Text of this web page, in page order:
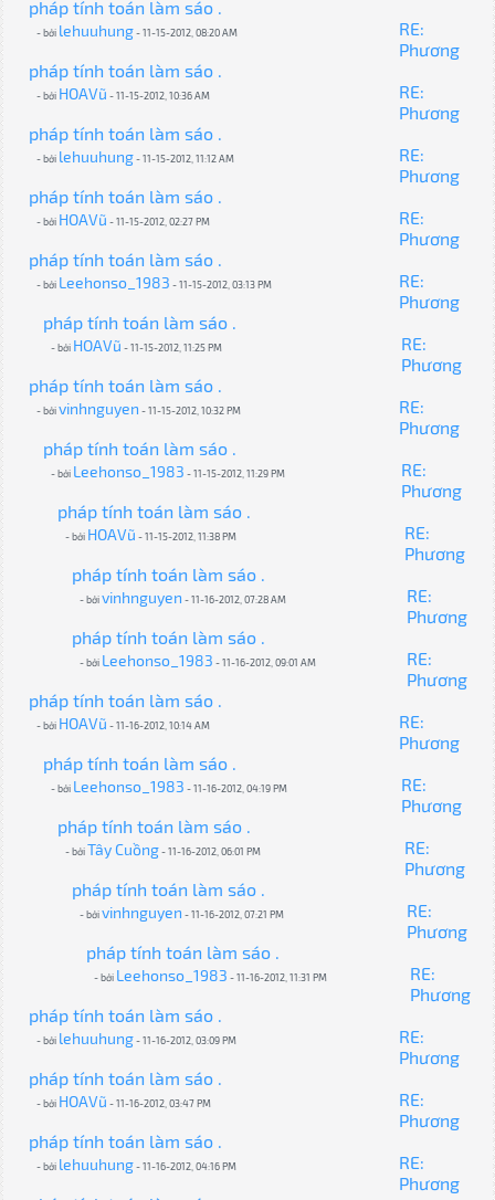
pháp tính toán làm sáo .
- bởi lehuuhung- 11-15-2012, 08:20 AM
RE:
Phương
pháp tính toán làm sáo .
- bởi HOAVũ - 11-15-2012, 10:36 AM
RE:
Phương
pháp tính toán làm sáo .
- bởi lehuuhung- 11-15-2012, 11:12 AM
RE:
Phương
pháp tính toán làm sáo .
- bởi HOAVũ - 11-15-2012, 02:27 PM
RE:
Phương
pháp tính toán làm sáo .
- bởi Leehonso_1983 - 11-15-2012, 03:13 PM
RE:
Phương
pháp tính toán làm sáo .
- bởi HOAVũ - 11-15-2012, 11:25 PM
RE:
Phương
pháp tính toán làm sáo .
- bởivinhnguyen - 11-15-2012, 10:32 PM
RE:
Phương
pháp tính toán làm sáo .
- bởi Leehonso_1983 - 11-15-2012, 11:29 PM
RE:
Phương
pháp tính toán làm sáo .
- bởi HOAVũ - 11-15-2012, 11:38 PM
RE:
Phương
pháp tính toán làm sáo .
- bởivinhnguyen - 11-16-2012, 07:28 AM
RE:
Phương
pháp tính toán làm sáo .
- bởi Leehonso_1983 - 11-16-2012, 09:01 AM
RE:
Phương
pháp tính toán làm sáo .
- bởi HOAVũ - 11-16-2012, 10:14 AM
RE:
Phương
pháp tính toán làm sáo .
- bởi Leehonso_1983 - 11-16-2012, 04:19 PM
RE:
Phương
pháp tính toán làm sáo .
- bởiTây Cuồng- 11-16-2012, 06:01 PM
RE:
Phương
pháp tính toán làm sáo .
- bởivinhnguyen - 11-16-2012, 07:21 PM
RE:
Phương
pháp tính toán làm sáo .
- bởi Leehonso_1983 - 11-16-2012, 11:31 PM
RE:
Phương
pháp tính toán làm sáo .
- bởi lehuuhung- 11-16-2012, 03:09 PM
RE:
Phương
pháp tính toán làm sáo .
- bởi HOAVũ - 11-16-2012, 03:47 PM
RE:
Phương
pháp tính toán làm sáo .
- bởi lehuuhung- 11-16-2012, 04:16 PM
RE:
Phương